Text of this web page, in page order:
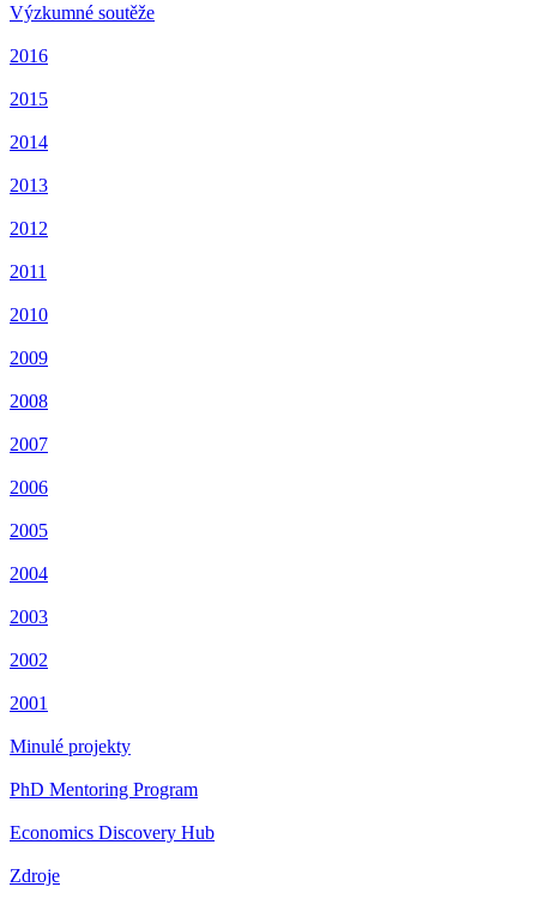
Výzkumné soutěže
2016
2015
2014
2013
2012
2011
2010
2009
2008
2007
2006
2005
2004
2003
2002
2001
Minulé projekty
PhD Mentoring Program
Economics Discovery Hub
Zdroje